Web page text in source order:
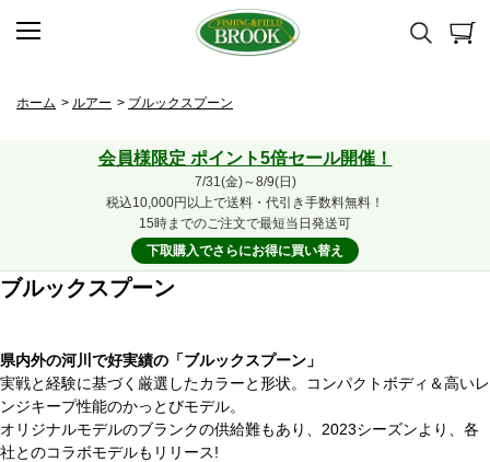
ホーム > ルアー > ブルックスプーン
会員様限定 ポイント5倍セール開催！
7/31(金)～8/9(日)
税込10,000円以上で送料・代引き手数料無料！
15時までのご注文で最短当日発送可
下取購入でさらにお得に買い替え
ブルックスプーン
県内外の河川で好実績の「ブルックスプーン」
実戦と経験に基づく厳選したカラーと形状。コンパクトボディ＆高いレ
ンジキープ性能のかっとびモデル。
オリジナルモデルのブランクの供給難もあり、2023シーズンより、各
社とのコラボモデルもリリース!